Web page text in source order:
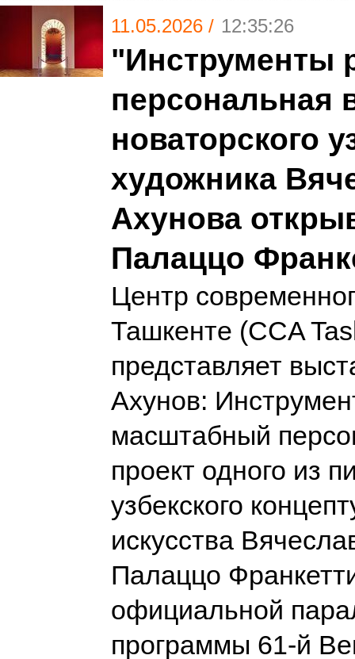
11.05.2026 / 12:35:26
"Инструменты
персональная
новаторского
художника
Ахунова
Палаццо
Центр
Ташкенте (CCA
представляет
Ахунов:
масштабный
проект одного из
узбекского
искусства
Палаццо
официальной
программы 61-й